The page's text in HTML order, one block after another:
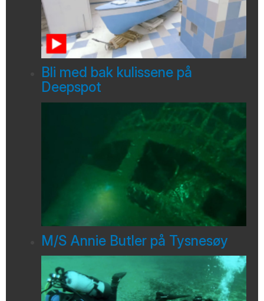
Bli med bak kulissene på
Deepspot
M/S Annie Butler på Tysnesøy